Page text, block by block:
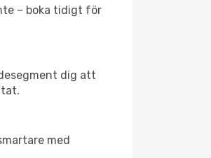
– boka tidigt för
dig att
med